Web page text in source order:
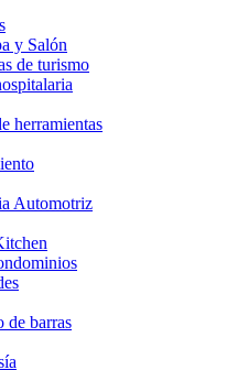
y Salón
de turismo
herramientas
Automotriz
de barras